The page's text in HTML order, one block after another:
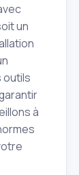
un
outils
à